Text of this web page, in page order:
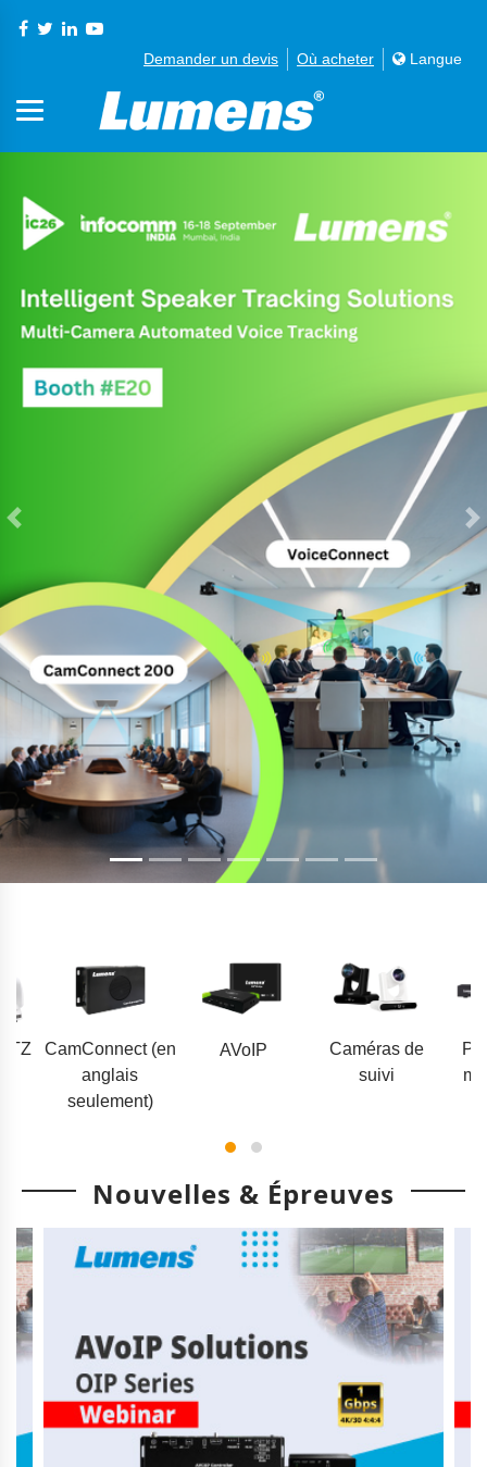
Demander un devis Où acheter Langue
CamConnect (en
anglais
seulement)
AVoIP
Caméras de
suivi
Nouvelles & Épreuves